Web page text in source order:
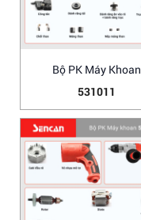
Bộ PK Máy Khoan
531011